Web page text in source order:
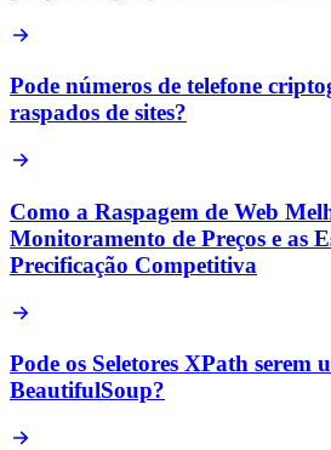
Pode números de telefone
raspados de sites?
Como a Raspagem de Web
Monitoramento de Preços e as
Precificação Competitiva
Pode os Seletores XPath serem
BeautifulSoup?